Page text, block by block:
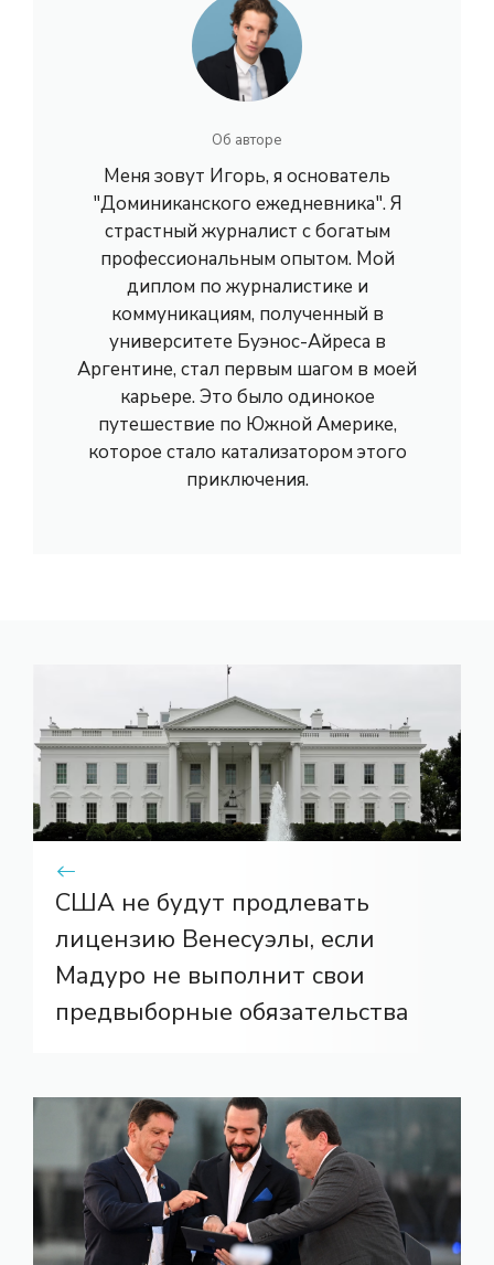
Об авторе
Меня зовут Игорь, я основатель
"Доминиканского ежедневника". Я
страстный журналист с богатым
профессиональным опытом. Мой
диплом по журналистике и
коммуникациям, полученный в
университете Буэнос-Айреса в
Аргентине, стал первым шагом в моей
карьере. Это было одинокое
путешествие по Южной Америке,
которое стало катализатором этого
приключения.
США не будут продлевать
лицензию Венесуэлы, если
Мадуро не выполнит свои
предвыборные обязательства